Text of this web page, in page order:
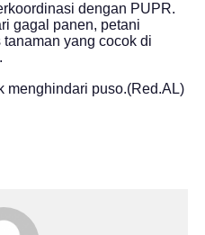
dengan PUPR.
gagal panen, petani
yang cocok di
menghindari puso.(Red.AL)